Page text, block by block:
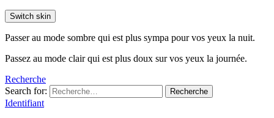
Switch skin
Passer au mode sombre qui est plus sympa pour vos yeux la nuit.
Passez au mode clair qui est plus doux sur vos yeux la journée.
Recherche
Search for:
Recherche
Identifiant